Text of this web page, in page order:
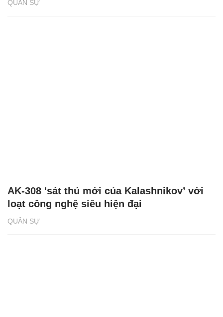
QUÂN SỰ
QUÂN SỰ
AK-308 'sát thủ mới của Kalashnikov’ với
loạt công nghệ siêu hiện đại